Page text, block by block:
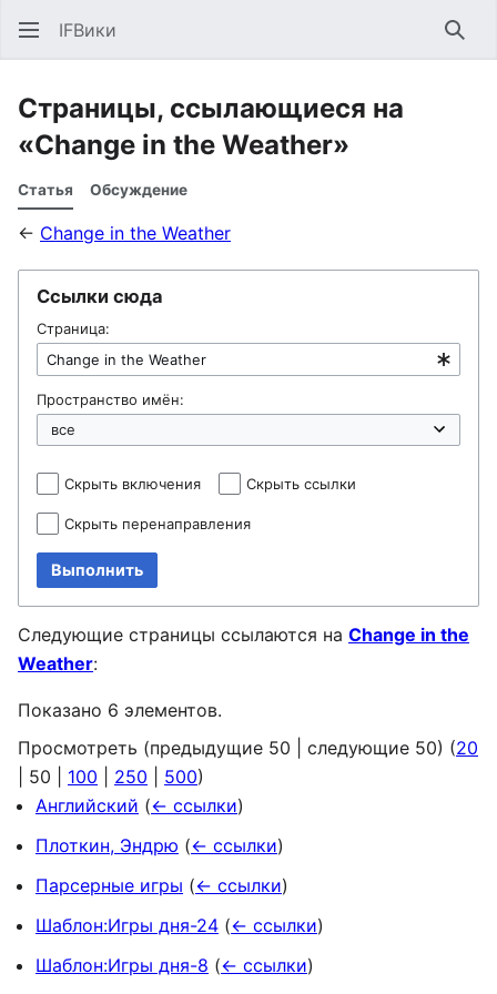
IFВики
Страницы, ссылающиеся на
«Change in the Weather»
Статья Обсуждение
← Change in the Weather
Ссылки сюда
Страница:
Пространство имён:
Скрыть включения Скрыть ссылки
Скрыть перенаправления
Выполнить
Следующие страницы ссылаются на Change in the
Weather:
Показано 6 элементов.
Просмотреть (предыдущие 50 следующие 50) (20
50 100 250 500)
Английский (← ссылки)
Плоткин, Эндрю (← ссылки)
Парсерные игры (← ссылки)
Шаблон:Игры дня-24 (← ссылки)
Шаблон:Игры дня-8 (← ссылки)